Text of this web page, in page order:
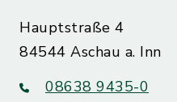
Hauptstraße 4
84544 Aschau a. Inn
08638 9435-0